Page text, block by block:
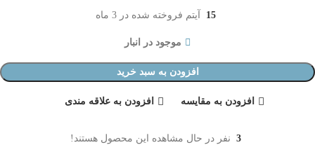
15 آیتم فروخته شده در 3 ماه
موجود در انبار
افزودن به سبد خرید
افزودن به مقایسه افزودن به علاقه مندی
3 نفر در حال مشاهده این محصول هستند!